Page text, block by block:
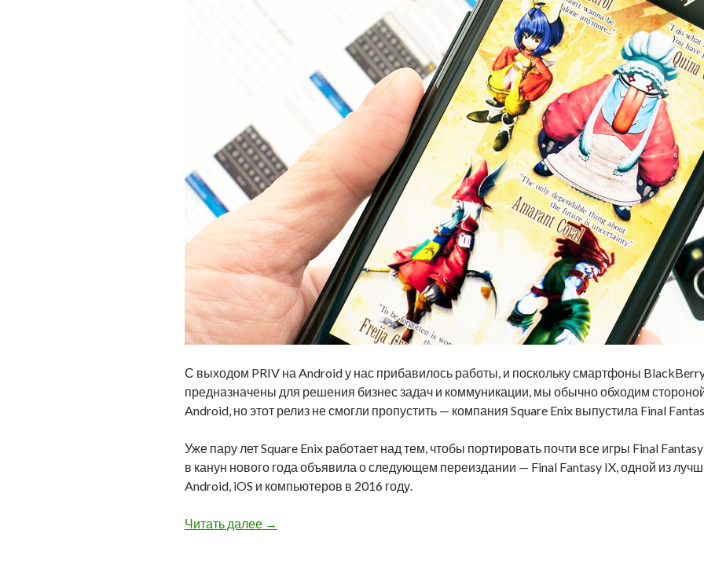
С выходом PRIV на Android у нас прибавилось работы, и поскольку смартфоны
предназначены для решения бизнес задач и коммуникации, мы обычно обходим
Android, но этот релиз не смогли пропустить — компания Square Enix выпустила Final
Уже пару лет Square Enix работает над тем, чтобы портировать почти все игры Final
в канун нового года объявила о следующем переиздании — Final Fantasy IX, одной из
Android, iOS и компьютеров в 2016 году.
Читать далее Игра Final Fantasy IX доступна в Google Play
→